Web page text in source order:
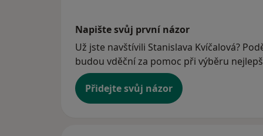
Napište svůj první názor
Už jste navštívili Stanislava Kvíčalová?
budou vděční za pomoc při výběru
Přidejte svůj názor